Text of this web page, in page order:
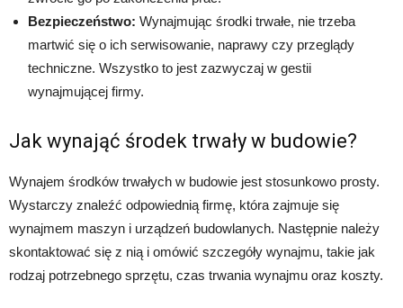
Bezpieczeństwo: Wynajmując środki trwałe, nie trzeba
martwić się o ich serwisowanie, naprawy czy przeglądy
techniczne. Wszystko to jest zazwyczaj w gestii
wynajmującej firmy.
Jak wynająć środek trwały w budowie?
Wynajem środków trwałych w budowie jest stosunkowo prosty.
Wystarczy znaleźć odpowiednią firmę, która zajmuje się
wynajmem maszyn i urządzeń budowlanych. Następnie należy
skontaktować się z nią i omówić szczegóły wynajmu, takie jak
rodzaj potrzebnego sprzętu, czas trwania wynajmu oraz koszty.